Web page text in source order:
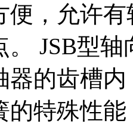
便，允许
。 JSB型
器的齿槽
的特殊性